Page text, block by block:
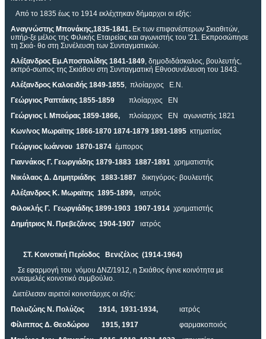
Από το 1835 έως το 1914 εκλέχτηκαν δήμαρχοι οι εξής:
Αναγνώστης Μπονάκης,1835-1841. Εκ των επιφανέστερων Σκιαθιτών,
υπήρ-ξε μέλος της Φιλικής Εταιρείας και αγωνιστής του '21. Εκπροσώπησε
τη Σκιά- θο στη Συνέλευση των Συνταγματικών.
Αλέξανδρος Εμ.Αποστολίδης 1841-1849, δημοδιδάσκαλος, βουλευτής,
εκπρό-σωπος της Σκιάθου στη Συνταγματική Εθνοσυνέλευση του 1843.
Αλέξανδρος Καλοειδής 1849-1855, πλοίαρχος Ε.Ν.
Γεώργιος Ραπτάκης 1855-1859
πλοίαρχος ΕΝ
Γεώργιος Ι. Μπούρας 1859-1866, πλοίαρχος ΕΝ αγωνιστής 1821
Κων/νος Μωραϊτης 1866-1870 1874-1879 1891-1895 κτηματίας
Γεώργιος Ιωάννου 1870-1874 έμπορος
Γιαννάκος Γ. Γεωργιάδης 1879-1883 1887-1891 χρηματιστής
Νικόλαος Δ. Δημητριάδης 1883-1887
δικηγόρος- βουλευτής
Αλέξανδρος Κ. Μωραϊτης 1895-1899, ιατρός
Φιλοκλής Γ. Γεωργιάδης 1899-1903 1907-1914 χρηματιστής
Δημήτριος Ν. Πρεβεζάνος 1904-1907 ιατρός
ΣΤ. Κοινοτική Περίοδος Βενιζέλος (1914-1964)
Σε εφαρμογή του νόμου ΔΝΖ/1912, η Σκιάθος έγινε κοινότητα με
εννεαμελές κοινοτικό συμβούλιο.
Διετέλεσαν αιρετοί κοινοτάρχες οι εξής:
Πολυζώης Ν. Πολύζος 1914, 1931-1934, ιατρός
Φίλιππος Δ. Θεοδώρου 1915, 1917
φαρμακοποιός